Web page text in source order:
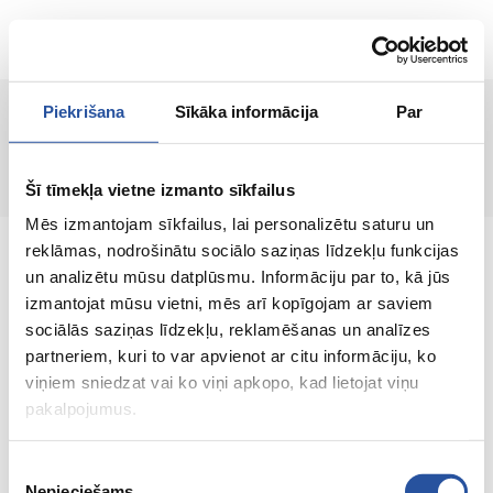
Piekrišana Sīkāka informācija Par
Šī tīmekļa vietne izmanto sīkfailus
Mēs izmantojam sīkfailus, lai personalizētu saturu un
reklāmas, nodrošinātu sociālo saziņas līdzekļu funkcijas
un analizētu mūsu datplūsmu. Informāciju par to, kā jūs
izmantojat mūsu vietni, mēs arī kopīgojam ar saviem
sociālās saziņas līdzekļu, reklamēšanas un analīzes
partneriem, kuri to var apvienot ar citu informāciju, ko
viņiem sniedzat vai ko viņi apkopo, kad lietojat viņu
pakalpojumus.
ET
Lehte ei leitud!
Veebipoodi soodsate hindade ja kvaliteetsete
toodetega, kus kliendi rahulolu on meie
peamine väärtus.
Koik sinu kodu ja aia jaoks!